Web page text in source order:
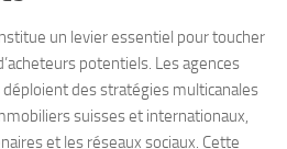
un levier essentiel pour toucher
potentiels. Les agences
des stratégies multicanales
suisses et internationaux,
et les réseaux sociaux. Cette